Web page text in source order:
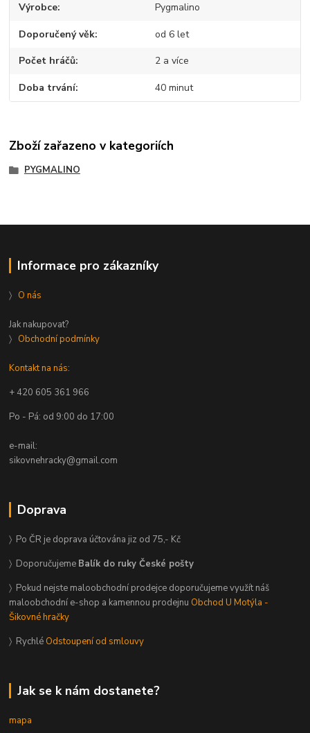
Výrobce Pygmalino
Doporučený věk od 6 let
Počet hráčů 2 a více
Doba trvání 40 minut
Zboží zařazeno v kategoriích
PYGMALINO
Informace pro zákazníky
〉 O nás
Jak nakupovat?
〉 Obchodní podmínky
Kontakt na nás:
+ 420 605 361 966
Po - Pá: od 9:00 do 17:00
e-mail:
sikovnehracky@gmail.com
Doprava
〉 Po ČR je doprava účtována jiz od 75,- Kč
〉 Doporučujeme Balík do ruky České pošty
〉 Pokud nejste maloobchodní prodejce doporučujeme využít náš
maloobchodní e-shop a kamennou prodejnu Obchod U Motýla -
Šikovné hračky
〉 Rychlé Odstoupení od smlouvy
Jak se k nám dostanete?
mapa